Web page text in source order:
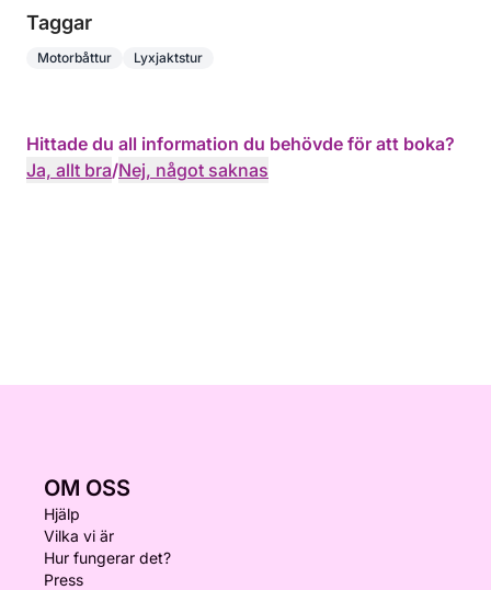
Taggar
Motorbåttur Lyxjaktstur
Hittade du all information du behövde för att boka?
Ja, allt bra/Nej, något saknas
OM OSS
Hjälp
Vilka vi är
Hur fungerar det?
Press